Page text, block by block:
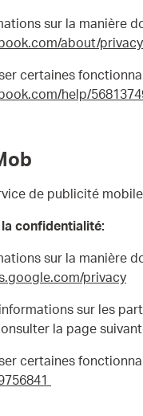
sur la manière
about/privacy
certaines
help/
de publicité
confidentialité:
sur la manière
privacy
sur les
la page
certaines